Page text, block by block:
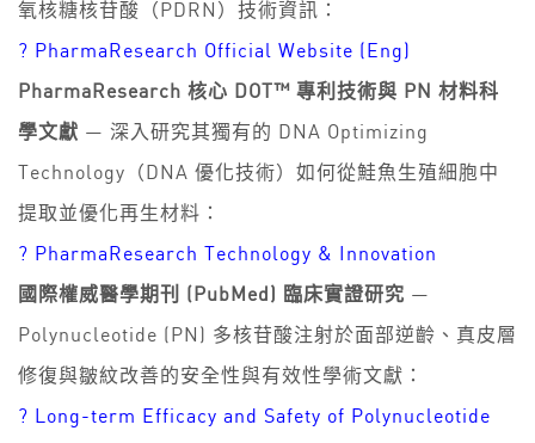
氧核糖核苷酸（PDRN）技術資訊：
? PharmaResearch Official Website (Eng)
PharmaResearch 核心 DOT™ 專利技術與 PN 材料科
學文獻 — 深入研究其獨有的 DNA Optimizing
Technology（DNA 優化技術）如何從鮭魚生殖細胞中
提取並優化再生材料：
? PharmaResearch Technology & Innovation
國際權威醫學期刊 (PubMed) 臨床實證研究 —
Polynucleotide (PN) 多核苷酸注射於面部逆齡、真皮層
修復與皺紋改善的安全性與有效性學術文獻：
? Long-term Efficacy and Safety of Polynucleotide